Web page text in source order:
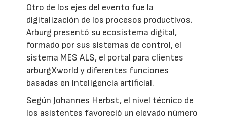
Otro de los ejes del evento fue la
digitalización de los procesos productivos.
Arburg presentó su ecosistema digital,
formado por sus sistemas de control, el
sistema MES ALS, el portal para clientes
arburgXworld y diferentes funciones
basadas en inteligencia artificial.
Según Johannes Herbst, el nivel técnico de
los asistentes favoreció un elevado número